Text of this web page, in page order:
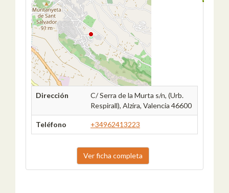
Dirección
C/ Serra de la Murta s/n, (Urb.
Respirall), Alzira, Valencia 46600
Teléfono +34962413223
Ver ficha completa